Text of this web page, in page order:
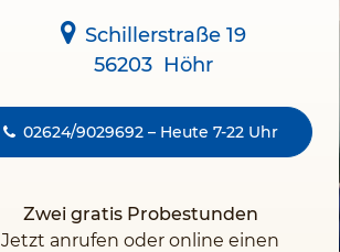
Schillerstraße 19
56203 Höhr
Zwei gratis Probestunden
Jetzt anrufen oder online einen
02624/9029692 – Heute 7-22 Uhr